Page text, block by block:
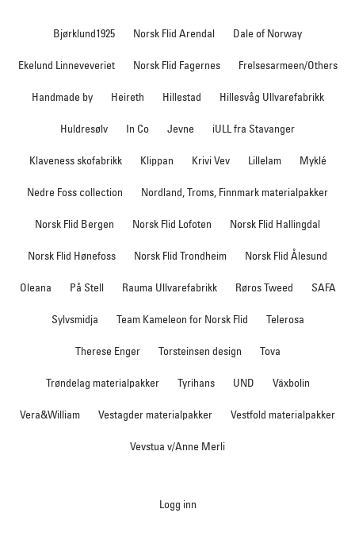
Bjørklund1925 Norsk Flid Arendal Dale of Norway
Ekelund Linneveveriet Norsk Flid Fagernes Frelsesarmeen/Others
Handmade by Heireth Hillestad Hillesvåg Ullvarefabrikk
Huldresølv In Co Jevne iULL fra Stavanger
Klaveness skofabrikk Klippan Krivi Vev Lillelam Myklé
Nedre Foss collection Nordland, Troms, Finnmark materialpakker
Norsk Flid Bergen Norsk Flid Lofoten Norsk Flid Hallingdal
Norsk Flid Hønefoss Norsk Flid Trondheim Norsk Flid Ålesund
Oleana På Stell Rauma Ullvarefabrikk Røros Tweed SAFA
Sylvsmidja Team Kameleon for Norsk Flid Telerosa
Therese Enger Torsteinsen design Tova
Trøndelag materialpakker Tyrihans UND Växbolin
Vera&William Vestagder materialpakker Vestfold materialpakker
Vevstua v/Anne Merli
Logg inn